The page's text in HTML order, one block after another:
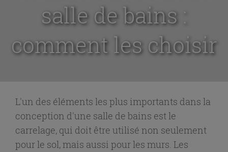
salle de bains :
comment les choisir
L'un des éléments les plus importants dans la
conception d'une salle de bains est le
carrelage, qui doit être utilisé non seulement
pour le sol, mais aussi pour les murs. Les